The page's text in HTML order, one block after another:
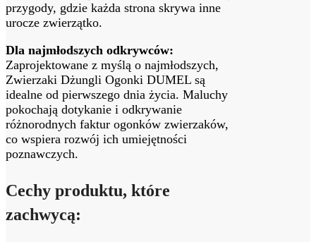
przygody, gdzie każda strona skrywa inne
urocze zwierzątko.
Dla najmłodszych odkrywców:
Zaprojektowane z myślą o najmłodszych,
Zwierzaki Dżungli Ogonki DUMEL są
idealne od pierwszego dnia życia. Maluchy
pokochają dotykanie i odkrywanie
różnorodnych faktur ogonków zwierzaków,
co wspiera rozwój ich umiejętności
poznawczych.
Cechy produktu, które
zachwycą: